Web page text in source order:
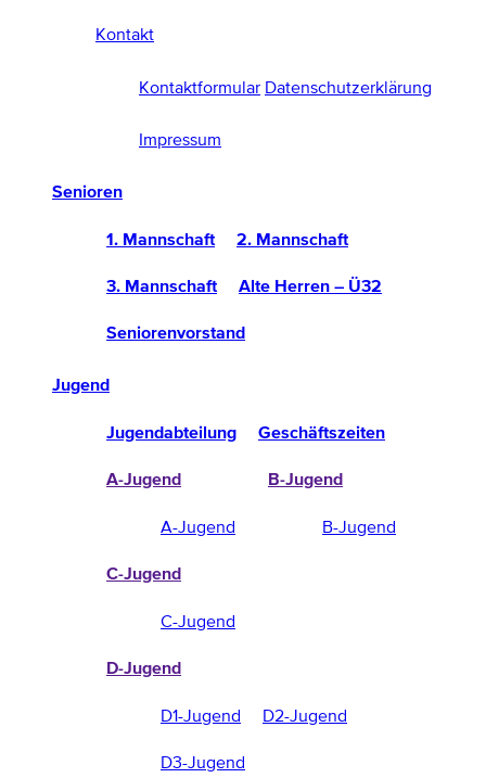
Kontakt
Kontaktformular Datenschutzerklärung
Impressum
Senioren
1. Mannschaft 2. Mannschaft
3. Mannschaft Alte Herren – Ü32
Seniorenvorstand
Jugend
Jugendabteilung Geschäftszeiten
A-Jugend
A-Jugend
B-Jugend
B-Jugend
C-Jugend
C-Jugend
D-Jugend
D1-Jugend
D2-Jugend
D3-Jugend